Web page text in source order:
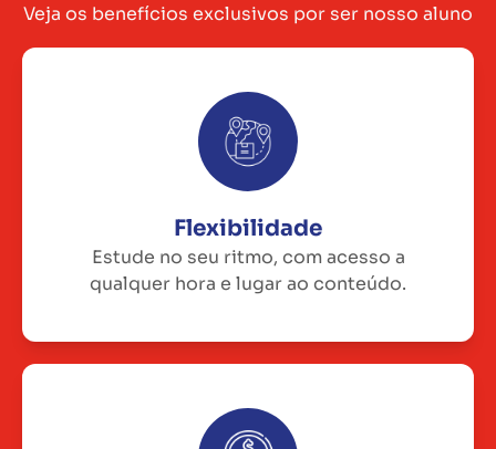
Veja os benefícios exclusivos por ser nosso aluno
Flexibilidade
Estude no seu ritmo, com acesso a
qualquer hora e lugar ao conteúdo.